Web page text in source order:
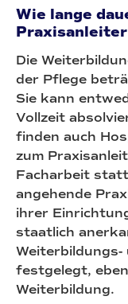
Wie lange
Die
der Pflege
Sie kann
Vollzeit
finden auch
zum
Facharbeit
angehende
ihrer
staatlich
festgelegt,
Weiterbildung.